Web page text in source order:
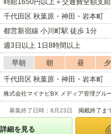
時給1650円以上＋交通費全額
千代田区 秋葉原・神田・岩本町
都営新宿線 小川町駅 徒歩 1分
週3日以上 1日8時間以上
早朝 朝 昼
千代田区 秋葉原・神田・岩本町
株式会社マイナビBX メディア管理グル
募集終了日時：8月23日 掲載終了ま
詳細を見る